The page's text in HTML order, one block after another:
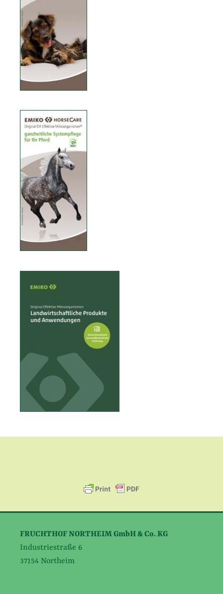
FRUCHTHOF NORTHEIM GmbH & Co. KG
Industriestraße 6
37154 Northeim